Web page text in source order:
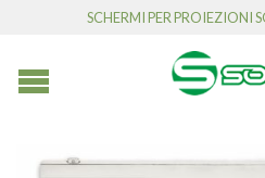
SCHERMI PER PROIEZIONI